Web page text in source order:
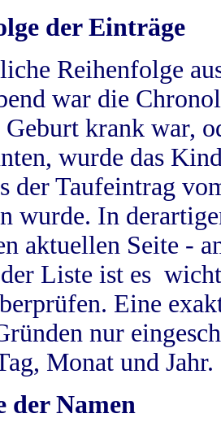
der Einträge
Reihenfolge
war die
Geburt krank war,
wurde das
der Taufeintrag
wurde. In
aktuellen Seite -
Liste ist es
Eine
nur
Monat und Jahr.
der Namen